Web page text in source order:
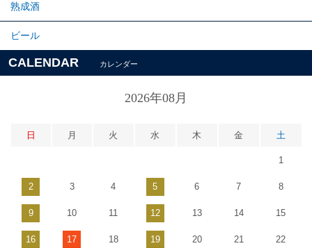
熟成酒
ビール
CALENDAR カレンダー
2026年08月
日 月 火 水 木 金 土
1
2 3 4 5 6 7 8
9 10 11 12 13 14 15
16 17 18 19 20 21 22